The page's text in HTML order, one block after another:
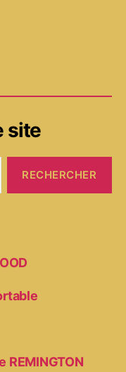
site
REMINGTON